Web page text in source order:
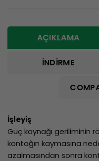
AÇIKLAMA
İNDIRME
İşleyiş
Güç kaynağı geriliminin
kontağın kaymasına
azalmasından sonra